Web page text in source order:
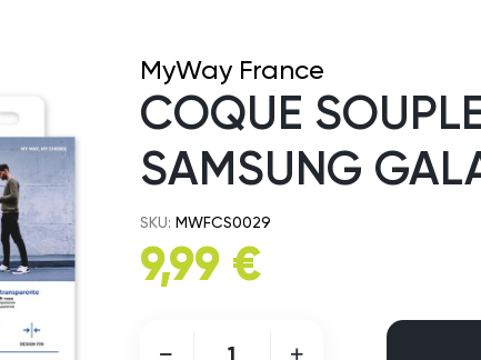
MyWay France
COQUE
SAMSUNG
SKU: MWFCS0029
9,99 €